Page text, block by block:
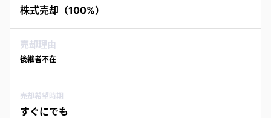
株式売却（100%）
売却理由
後継者不在
売却希望時期
すぐにでも